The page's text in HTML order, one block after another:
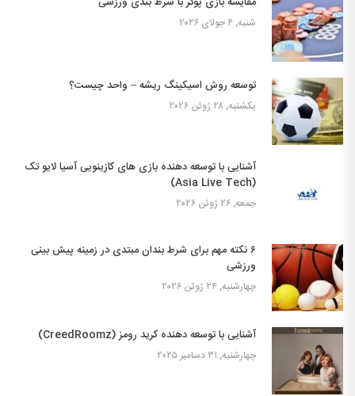
شنبه, ۴ جولای ۲۰۲۶
توسعه روش اسیکینگ ریشه – واحد چیست؟
یکشنبه, ۲۸ ژوئن ۲۰۲۶
آشنایی با توسعه دهنده بازی های کازینویی آسیا لایو تک
(Asia Live Tech)
جمعه, ۲۶ ژوئن ۲۰۲۶
۶ نکته مهم برای شرط بندان مبتدی در زمینه پیش بینی
ورزشی
چهارشنبه, ۲۴ ژوئن ۲۰۲۶
آشنایی با توسعه دهنده کرید رومز (CreedRoomz)
چهارشنبه, ۳۱ دسامبر ۲۰۲۵